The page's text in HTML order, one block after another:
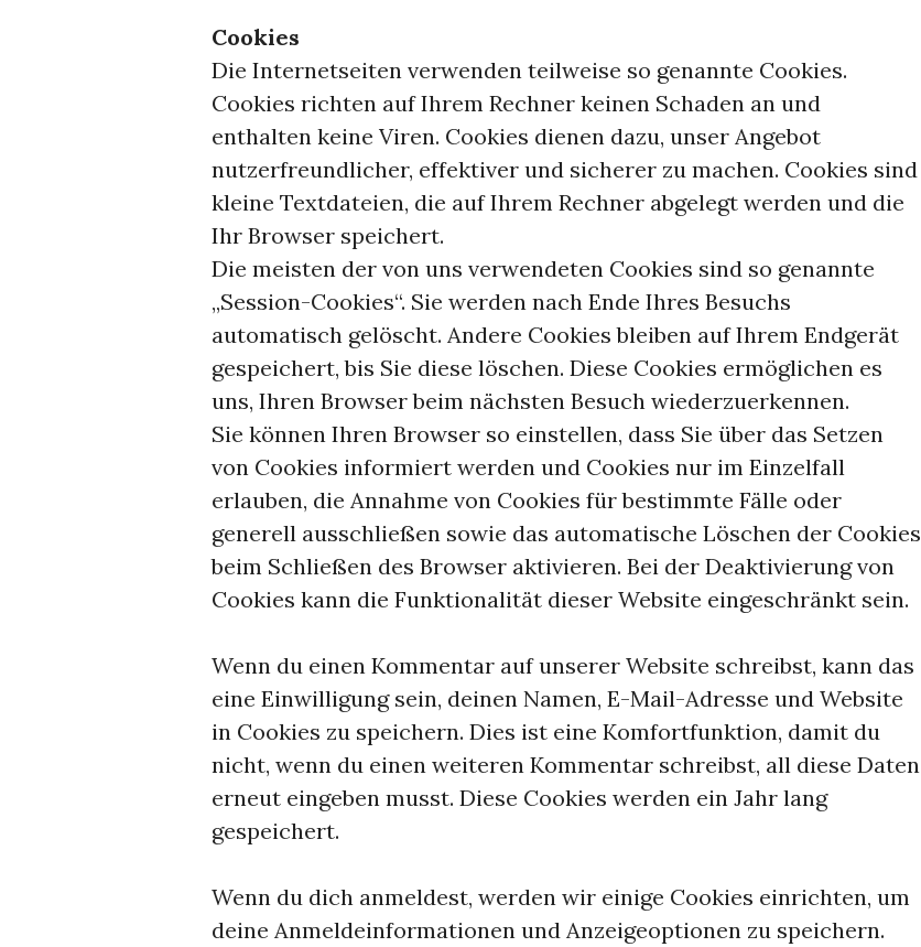
Cookies
Die Internetseiten verwenden teilweise so genannte Cookies.
Cookies richten auf Ihrem Rechner keinen Schaden an und
enthalten keine Viren. Cookies dienen dazu, unser Angebot
nutzerfreundlicher, effektiver und sicherer zu machen. Cookies sind
kleine Textdateien, die auf Ihrem Rechner abgelegt werden und die
Ihr Browser speichert.
Die meisten der von uns verwendeten Cookies sind so genannte
„Session-Cookies“. Sie werden nach Ende Ihres Besuchs
automatisch gelöscht. Andere Cookies bleiben auf Ihrem Endgerät
gespeichert, bis Sie diese löschen. Diese Cookies ermöglichen es
uns, Ihren Browser beim nächsten Besuch wiederzuerkennen.
Sie können Ihren Browser so einstellen, dass Sie über das Setzen
von Cookies informiert werden und Cookies nur im Einzelfall
erlauben, die Annahme von Cookies für bestimmte Fälle oder
generell ausschließen sowie das automatische Löschen der Cookies
beim Schließen des Browser aktivieren. Bei der Deaktivierung von
Cookies kann die Funktionalität dieser Website eingeschränkt sein.
Wenn du einen Kommentar auf unserer Website schreibst, kann das
eine Einwilligung sein, deinen Namen, E-Mail-Adresse und Website
in Cookies zu speichern. Dies ist eine Komfortfunktion, damit du
nicht, wenn du einen weiteren Kommentar schreibst, all diese Daten
erneut eingeben musst. Diese Cookies werden ein Jahr lang
gespeichert.
Wenn du dich anmeldest, werden wir einige Cookies einrichten, um
deine Anmeldeinformationen und Anzeigeoptionen zu speichern.